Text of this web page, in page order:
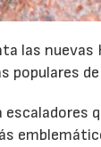
las nuevas
populares
escaladores